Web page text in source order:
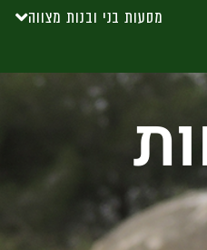
מסעות בני ובנות מצווה